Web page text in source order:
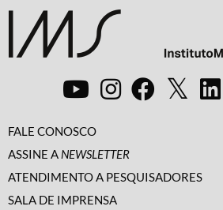
FALE CONOSCO
ASSINE A NEWSLETTER
ATENDIMENTO A PESQUISADORES
SALA DE IMPRENSA